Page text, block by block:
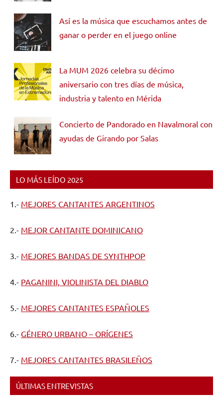
Así es la música que escuchamos antes de
ganar o perder en el juego online
La MUM 2026 celebra su décimo
aniversario con tres días de música,
industria y talento en Mérida
Concierto de Pandorado en Navalmoral con
ayudas de Girando por Salas
LO MÁS LEÍDO 2025
1.- MEJORES CANTANTES ARGENTINOS
2.- MEJOR CANTANTE DOMINICANO
3.- MEJORES BANDAS DE SYNTHPOP
4.- PAGANINI, VIOLINISTA DEL DIABLO
5.- MEJORES CANTANTES ESPAÑOLES
6.- GÉNERO URBANO – ORÍGENES
7.- MEJORES CANTANTES BRASILEÑOS
ÚLTIMAS ENTREVISTAS